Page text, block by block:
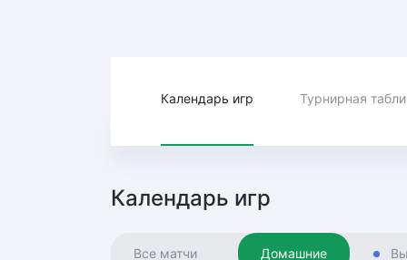
Торпедо
Динамо Мн
Динамо М
Текстовые
Календарь игр Турнирная
Календарь игр
Все матчи Домашние